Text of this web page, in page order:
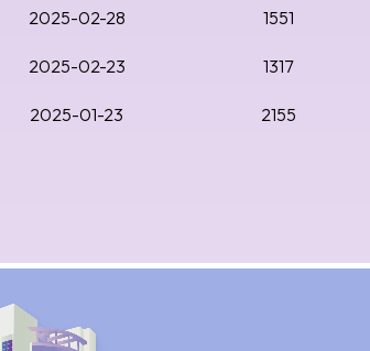
2025-02-28 1551
2025-02-23 1317
2025-01-23 2155